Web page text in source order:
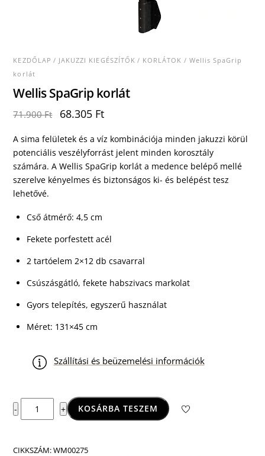
KEZDŐLAP / JAKUZZI KIEGÉSZÍTŐK / KORLÁTOK / Wellis SpaGrip
korlát
Wellis SpaGrip korlát
71.900Ft
Original
was:
71.900 Ft.
68.305 FtCurrent
is:
68.305 Ft.
A sima felületek és a víz kombinációja minden jakuzzi körül
potenciális veszélyforrást jelent minden korosztály
számára. A Wellis SpaGrip korlát a medence belépő mellé
szerelve kényelmes és biztonságos ki- és belépést tesz
lehetővé.
Cső átmérő: 4,5 cm
Fekete porfestett acél
2 tartóelem 2×12 db csavarral
Csúszásgátló, fekete habszivacs markolat
Gyors telepítés, egyszerű használat
Méret: 131×45 cm
Szállítási és beüzemelési információk
-
Wellis
SpaGrip
mennyiség
+ KOSÁRBA TESZEM
CIKKSZÁM:WM00275